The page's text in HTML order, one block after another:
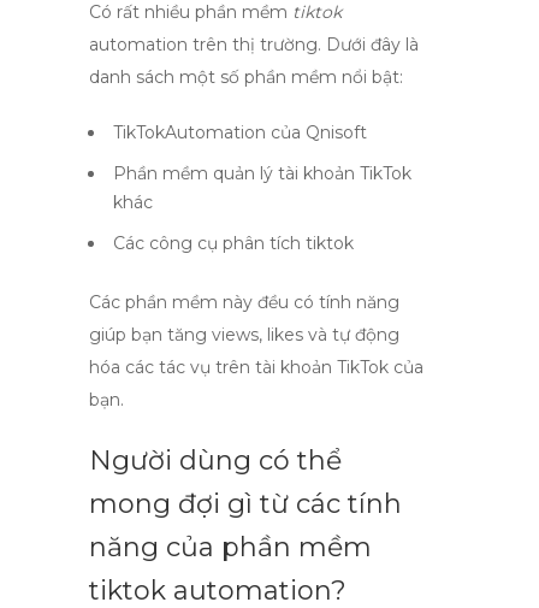
Có rất nhiều phần mềm tiktok
automation trên thị trường. Dưới đây là
danh sách một số phần mềm nổi bật:
TikTokAutomation của Qnisoft
Phần mềm quản lý tài khoản TikTok
khác
Các công cụ phân tích tiktok
Các phần mềm này đều có tính năng
giúp bạn tăng views, likes và tự động
hóa các tác vụ trên tài khoản TikTok của
bạn.
Người dùng có thể
mong đợi gì từ các tính
năng của phần mềm
tiktok automation?